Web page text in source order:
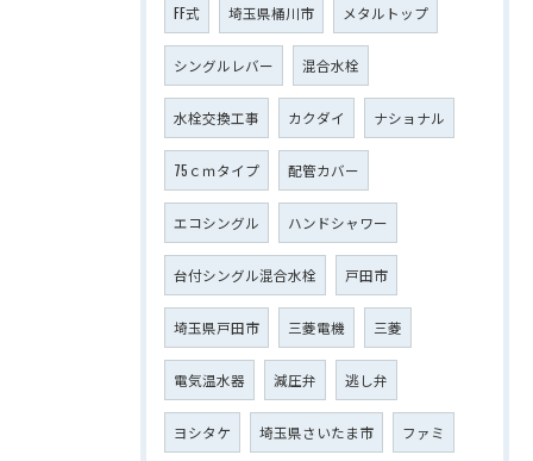
FF式 埼玉県桶川市 メタルトップ
シングルレバー 混合水栓
水栓交換工事 カクダイ ナショナル
75ｃｍタイプ 配管カバー
エコシングル ハンドシャワー
台付シングル混合水栓 戸田市
埼玉県戸田市 三菱電機 三菱
電気温水器 減圧弁 逃し弁
ヨシタケ 埼玉県さいたま市 ファミ